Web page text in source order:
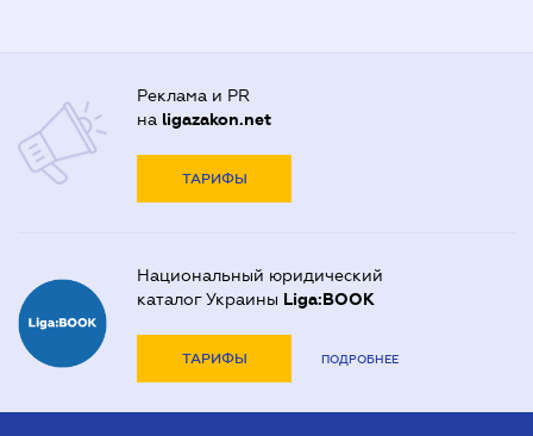
Реклама и PR
на ligazakon.net
ТАРИФЫ
Национальный юридический
каталог Украины Liga:BOOK
ТАРИФЫ ПОДРОБНЕЕ